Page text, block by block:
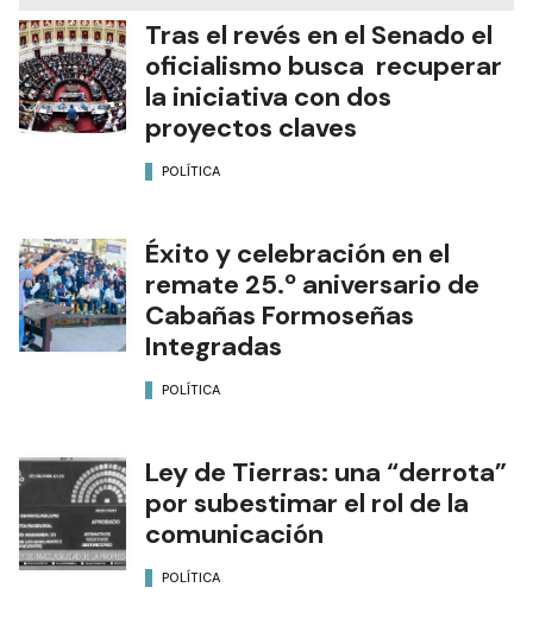
Tras el revés en el Senado el
oficialismo busca recuperar
la iniciativa con dos
proyectos claves
POLÍTICA
Éxito y celebración en el
remate 25.º aniversario de
Cabañas Formoseñas
Integradas
POLÍTICA
Ley de Tierras: una “derrota”
por subestimar el rol de la
comunicación
POLÍTICA